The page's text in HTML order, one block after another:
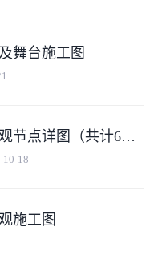
舞台施工图
某地休闲小广场园林景观节点详图（共计6张）
10-18
施工图